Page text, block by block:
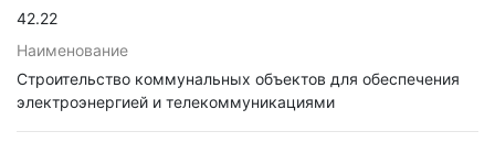
42.22
Наименование
Строительство коммунальных объектов для обеспечения
электроэнергией и телекоммуникациями